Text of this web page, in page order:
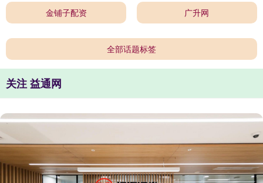
金铺子配资 广升网
全部话题标签
关注 益通网